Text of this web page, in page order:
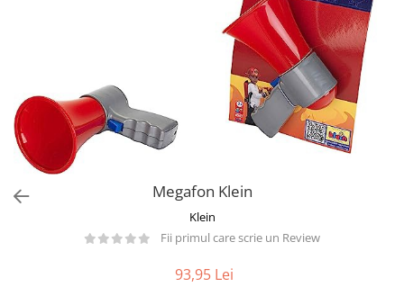
Bebeluși
Diverse
Păpuși
Mașinuțe
Megafon Klein
Klein
Fii primul care scrie un Review
93,95 Lei